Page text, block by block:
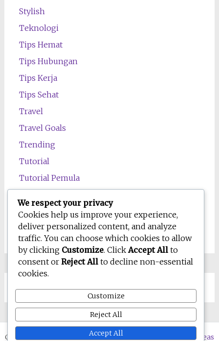
Stylish
Teknologi
Tips Hemat
Tips Hubungan
Tips Kerja
Tips Sehat
Travel
Travel Goals
Trending
Tutorial
Tutorial Pemula
Wawasan
Wellness
Copyright © 2026 WD-IQ.com | Personal Blog & Digital Ideas
We respect your privacy
Cookies help us improve your experience,
deliver personalized content, and analyze
traffic. You can choose which cookies to allow
by clicking Customize. ClickAccept All to
consent or Reject All to decline non-essential
cookies.
Customize
Reject All
Accept All